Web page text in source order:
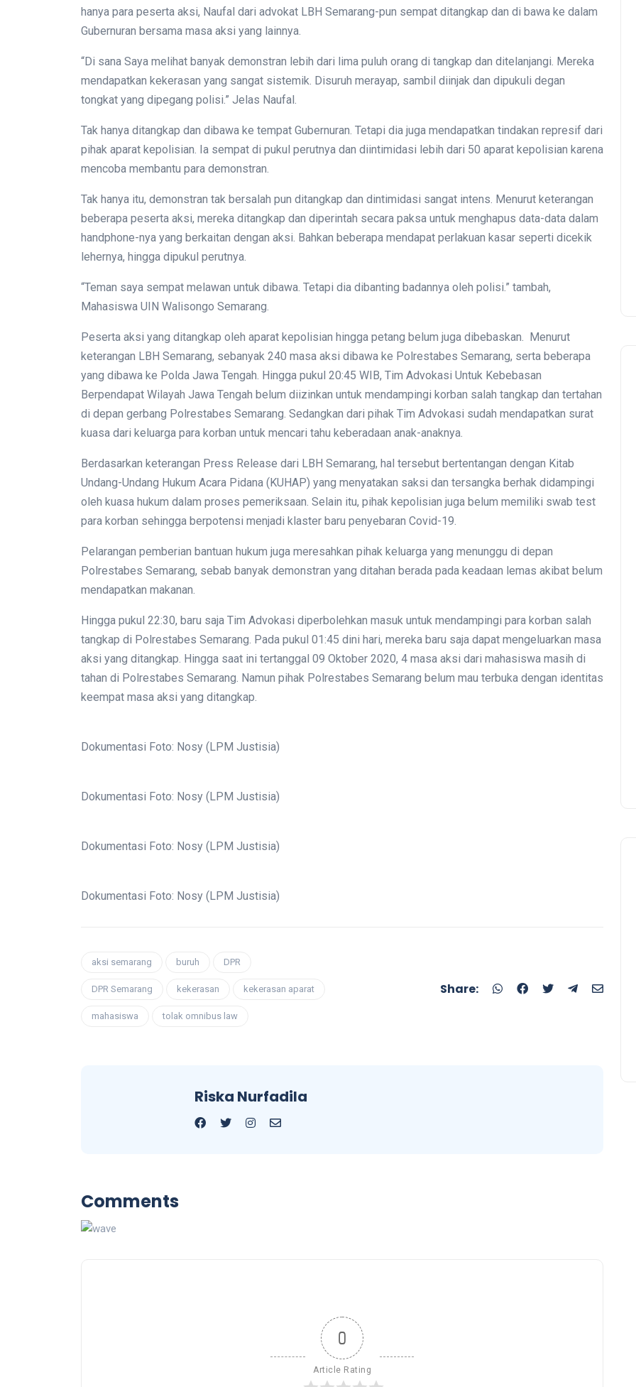
hanya para peserta aksi, Naufal dari advokat LBH Semarang-pun sempat ditangkap dan di bawa ke dalam
Gubernuran bersama masa aksi yang lainnya.
“Di sana Saya melihat banyak demonstran lebih dari lima puluh orang di tangkap dan ditelanjangi. Mereka
mendapatkan kekerasan yang sangat sistemik. Disuruh merayap, sambil diinjak dan dipukuli degan
tongkat yang dipegang polisi.” Jelas Naufal.
Tak hanya ditangkap dan dibawa ke tempat Gubernuran. Tetapi dia juga mendapatkan tindakan represif dari
pihak aparat kepolisian. Ia sempat di pukul perutnya dan diintimidasi lebih dari 50 aparat kepolisian karena
mencoba membantu para demonstran.
Tak hanya itu, demonstran tak bersalah pun ditangkap dan dintimidasi sangat intens. Menurut keterangan
beberapa peserta aksi, mereka ditangkap dan diperintah secara paksa untuk menghapus data-data dalam
handphone-nya yang berkaitan dengan aksi. Bahkan beberapa mendapat perlakuan kasar seperti dicekik
lehernya, hingga dipukul perutnya.
“Teman saya sempat melawan untuk dibawa. Tetapi dia dibanting badannya oleh polisi.” tambah,
Mahasiswa UIN Walisongo Semarang.
Peserta aksi yang ditangkap oleh aparat kepolisian hingga petang belum juga dibebaskan. Menurut
keterangan LBH Semarang, sebanyak 240 masa aksi dibawa ke Polrestabes Semarang, serta beberapa
yang dibawa ke Polda Jawa Tengah. Hingga pukul 20:45 WIB, Tim Advokasi Untuk Kebebasan
Berpendapat Wilayah Jawa Tengah belum diizinkan untuk mendampingi korban salah tangkap dan tertahan
di depan gerbang Polrestabes Semarang. Sedangkan dari pihak Tim Advokasi sudah mendapatkan surat
kuasa dari keluarga para korban untuk mencari tahu keberadaan anak-anaknya.
Berdasarkan keterangan Press Release dari LBH Semarang, hal tersebut bertentangan dengan Kitab
Undang-Undang Hukum Acara Pidana (KUHAP) yang menyatakan saksi dan tersangka berhak didampingi
oleh kuasa hukum dalam proses pemeriksaan. Selain itu, pihak kepolisian juga belum memiliki swab test
para korban sehingga berpotensi menjadi klaster baru penyebaran Covid-19.
Pelarangan pemberian bantuan hukum juga meresahkan pihak keluarga yang menunggu di depan
Polrestabes Semarang, sebab banyak demonstran yang ditahan berada pada keadaan lemas akibat belum
mendapatkan makanan.
Hingga pukul 22:30, baru saja Tim Advokasi diperbolehkan masuk untuk mendampingi para korban salah
tangkap di Polrestabes Semarang. Pada pukul 01:45 dini hari, mereka baru saja dapat mengeluarkan masa
aksi yang ditangkap. Hingga saat ini tertanggal 09 Oktober 2020, 4 masa aksi dari mahasiswa masih di
tahan di Polrestabes Semarang. Namun pihak Polrestabes Semarang belum mau terbuka dengan identitas
keempat masa aksi yang ditangkap.
Dokumentasi Foto: Nosy (LPM Justisia)
Dokumentasi Foto: Nosy (LPM Justisia)
Dokumentasi Foto: Nosy (LPM Justisia)
Dokumentasi Foto: Nosy (LPM Justisia)
aksi semarang buruh DPR
DPR Semarang kekerasan kekerasan aparat
mahasiswa tolak omnibus law
Share:
Riska Nurfadila
Comments
0
Article Rating
Demokrasi